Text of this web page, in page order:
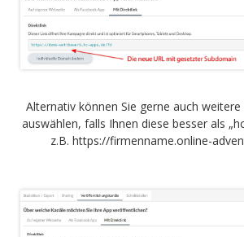
Alternativ können Sie gerne auch
auswählen, falls Ihnen diese besser als
z.B. https://firmenname.online-